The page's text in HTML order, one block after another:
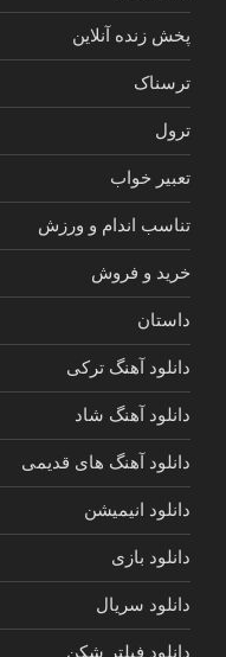
پخش زنده آنلاین
ترسناک
ترول
تعبیر خواب
تناسب اندام و ورزش
خرید و فروش
داستان
دانلود آهنگ ترکی
دانلود آهنگ شاد
دانلود آهنگ های قدیمی
دانلود انیمیشن
دانلود بازی
دانلود سریال
دانلود فیلتر شکن